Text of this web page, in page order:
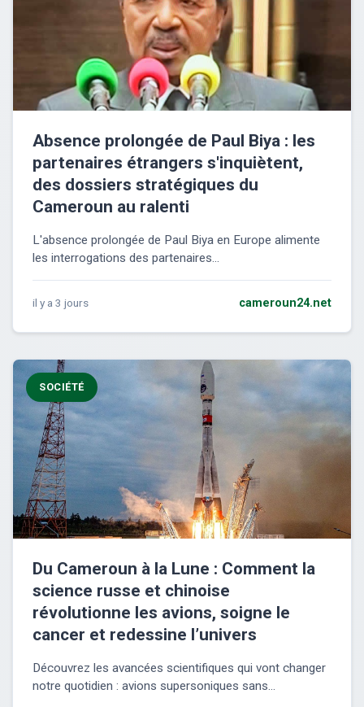
Absence prolongée de Paul Biya : les
partenaires étrangers s'inquiètent,
des dossiers stratégiques du
Cameroun au ralenti
L'absence prolongée de Paul Biya en Europe alimente
les interrogations des partenaires...
il y a 3 jours cameroun24.net
SOCIÉTÉ
Du Cameroun à la Lune : Comment la
science russe et chinoise
révolutionne les avions, soigne le
cancer et redessine l’univers
Découvrez les avancées scientifiques qui vont changer
notre quotidien : avions supersoniques sans...